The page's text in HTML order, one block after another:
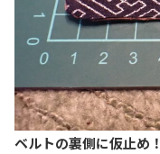
ベルトの裏側に仮止め！